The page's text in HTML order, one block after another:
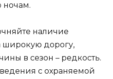
ночам.
наличие
широкую дорогу,
в сезон – редкость.
с охраняемой